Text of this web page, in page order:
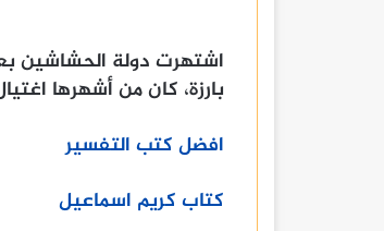
اشتهرت دولة الحشاشين
بارزة، كان من أشهرها اغتيال
افضل كتب التفسير
كتاب كريم اسماعيل